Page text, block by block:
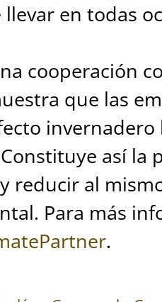
en todas
cooperación
que las
así la
reducir al
Para más
.